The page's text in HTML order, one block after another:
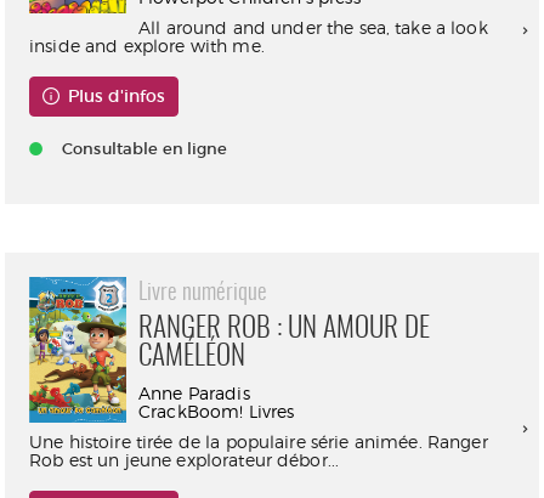
All around and under the sea, take a look
inside and explore with me.
Plus d'infos
Consultable en ligne
Livre numérique
RANGER ROB : UN AMOUR DE
CAMÉLÉON
Anne Paradis
CrackBoom! Livres
Une histoire tirée de la populaire série animée. Ranger
Rob est un jeune explorateur débor...